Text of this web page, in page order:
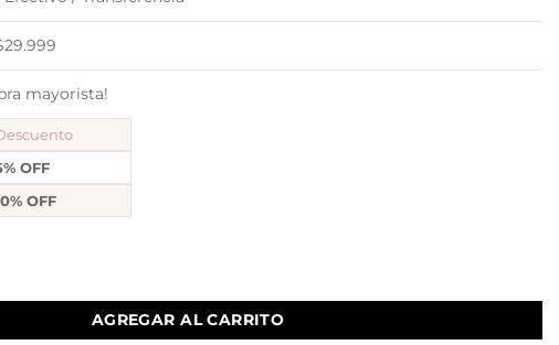
mayorista!
OFF
OFF
AGREGAR AL CARRITO